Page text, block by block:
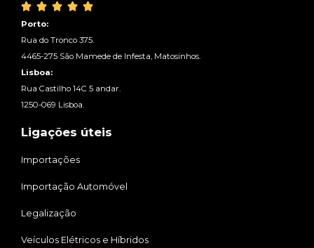
    
Porto:
Rua do Tronco 375.
4465-275 São Mamede de Infesta, Matosinhos.
Lisboa:
Rua Castilho 14C 5 andar.
1250-069 Lisboa.
Ligações úteis
Importações
Importação Automóvel
Legalização
Veículos Elétricos e Híbridos